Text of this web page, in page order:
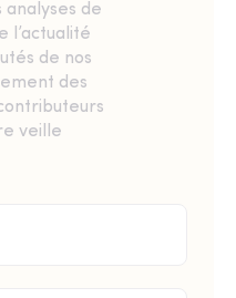
analyses de
l’actualité
de nos
des
veille